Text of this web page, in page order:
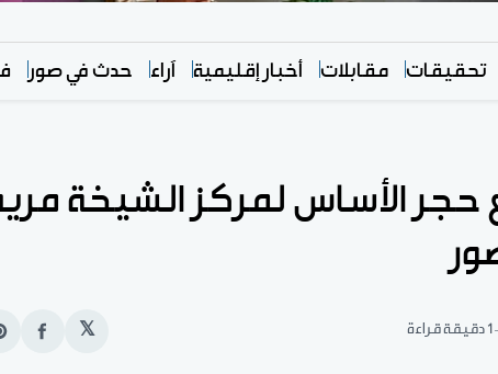
تحقيقات مقابلات أخبار إقليمية آراء حدث في صور
الأساس لمركز الشيخة
1 دقيقة قراءة 𝕏
انشر